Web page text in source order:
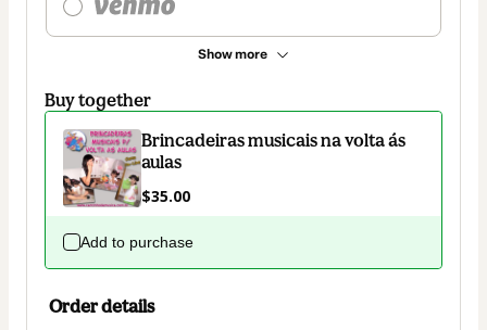
Show more
Buy together
Brincadeiras musicais na volta ás
aulas
$35.00
Add to purchase
Order details